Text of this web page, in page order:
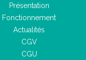
Présentation
Fonctionnement
Actualités
CGV
CGU